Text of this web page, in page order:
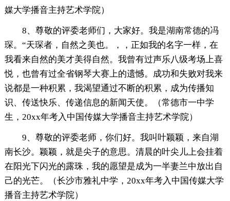
媒大学播音主持艺术学院）
8、尊敬的评委老师们，大家好。我是湖南常德的冯
琛。“天琛者，自然之美也。，，正如我的名字一样，在
我看来自然的美才美得自然。我曾有过声乐八级考场上喜
悦，也曾有过全省钢琴大赛上的遗憾。成功和失败对我来
说都是一种积累，我渴望通过不断的积累，成为传播知
识、传送快乐、传递信息的新闻天使。（常德市一中学
生，20xx年考入中国传媒大学播音主持艺术学院）
9、尊敬的评委老师，你们好。我叫叶颖颖，来自湖
南长沙。颖颖，就是尖子的意思。清晨的叶尖儿上会挂着
在阳光下闪光的露珠，我的愿望是成为一半妻兰中放出自
己的光芒。（长沙市雅礼中学，20xx年考入中国传媒大学
播音主持艺术学院）